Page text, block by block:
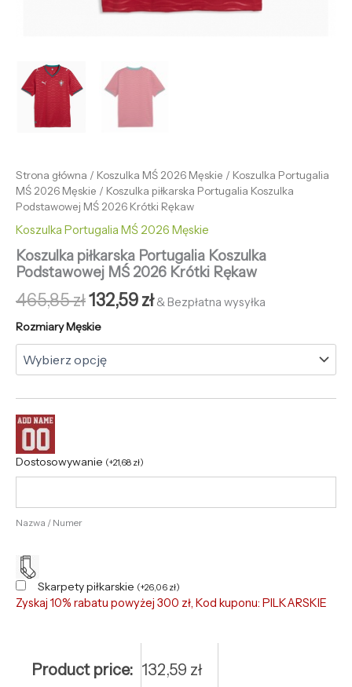
Strona główna / Koszulka MŚ 2026 Męskie / Koszulka Portugalia
MŚ 2026 Męskie / Koszulka piłkarska Portugalia Koszulka
Podstawowej MŚ 2026 Krótki Rękaw
Koszulka Portugalia MŚ 2026 Męskie
Koszulka piłkarska Portugalia Koszulka
Podstawowej MŚ 2026 Krótki Rękaw
465,85zł132,59zł & Bezpłatna wysyłka
Rozmiary Męskie
Dostosowywanie (+21,68 zł)
Nazwa / Numer
Skarpety piłkarskie (+26,06 zł)
Zyskaj 10% rabatu powyżej 300 zł, Kod kuponu: PILKARSKIE
Product price: 132,59 zł